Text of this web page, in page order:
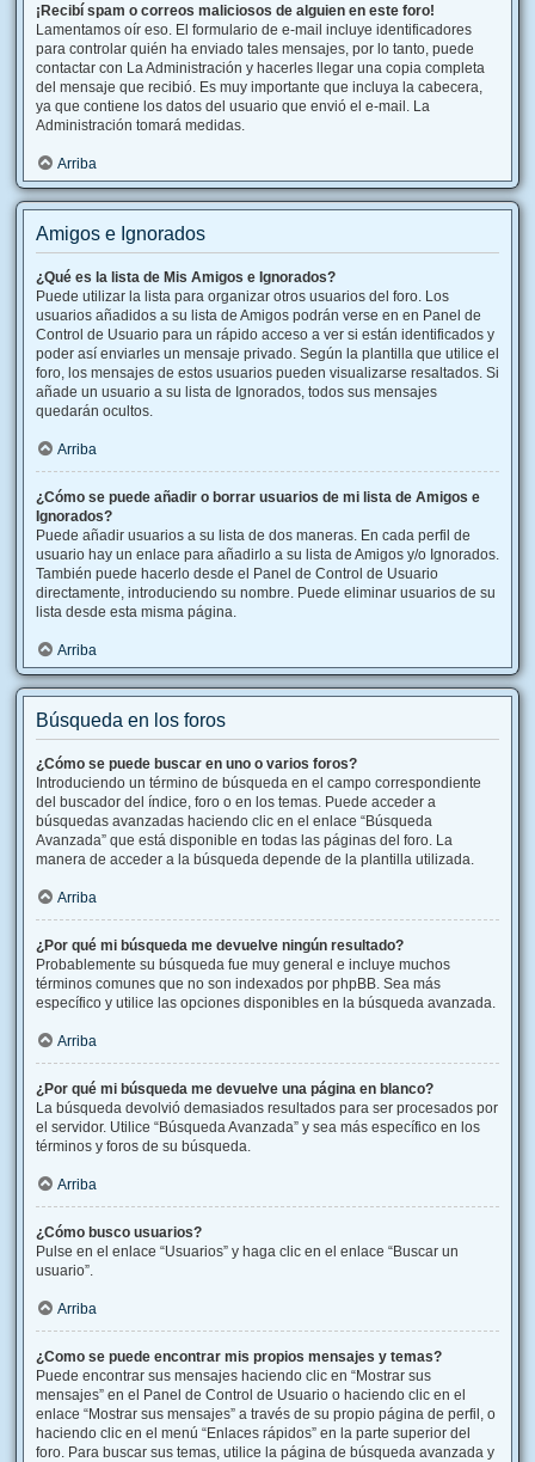
¡Recibí spam o correos maliciosos de alguien en este foro!
Lamentamos oír eso. El formulario de e-mail incluye identificadores
para controlar quién ha enviado tales mensajes, por lo tanto, puede
contactar con La Administración y hacerles llegar una copia completa
del mensaje que recibió. Es muy importante que incluya la cabecera,
ya que contiene los datos del usuario que envió el e-mail. La
Administración tomará medidas.
Arriba
Amigos e Ignorados
¿Qué es la lista de Mis Amigos e Ignorados?
Puede utilizar la lista para organizar otros usuarios del foro. Los
usuarios añadidos a su lista de Amigos podrán verse en en Panel de
Control de Usuario para un rápido acceso a ver si están identificados y
poder así enviarles un mensaje privado. Según la plantilla que utilice el
foro, los mensajes de estos usuarios pueden visualizarse resaltados. Si
añade un usuario a su lista de Ignorados, todos sus mensajes
quedarán ocultos.
Arriba
¿Cómo se puede añadir o borrar usuarios de mi lista de Amigos e
Ignorados?
Puede añadir usuarios a su lista de dos maneras. En cada perfil de
usuario hay un enlace para añadirlo a su lista de Amigos y/o Ignorados.
También puede hacerlo desde el Panel de Control de Usuario
directamente, introduciendo su nombre. Puede eliminar usuarios de su
lista desde esta misma página.
Arriba
Búsqueda en los foros
¿Cómo se puede buscar en uno o varios foros?
Introduciendo un término de búsqueda en el campo correspondiente
del buscador del índice, foro o en los temas. Puede acceder a
búsquedas avanzadas haciendo clic en el enlace “Búsqueda
Avanzada” que está disponible en todas las páginas del foro. La
manera de acceder a la búsqueda depende de la plantilla utilizada.
Arriba
¿Por qué mi búsqueda me devuelve ningún resultado?
Probablemente su búsqueda fue muy general e incluye muchos
términos comunes que no son indexados por phpBB. Sea más
específico y utilice las opciones disponibles en la búsqueda avanzada.
Arriba
¿Por qué mi búsqueda me devuelve una página en blanco?
La búsqueda devolvió demasiados resultados para ser procesados por
el servidor. Utilice “Búsqueda Avanzada” y sea más específico en los
términos y foros de su búsqueda.
Arriba
¿Cómo busco usuarios?
Pulse en el enlace “Usuarios” y haga clic en el enlace “Buscar un
usuario”.
Arriba
¿Como se puede encontrar mis propios mensajes y temas?
Puede encontrar sus mensajes haciendo clic en “Mostrar sus
mensajes” en el Panel de Control de Usuario o haciendo clic en el
enlace “Mostrar sus mensajes” a través de su propio página de perfil, o
haciendo clic en el menú “Enlaces rápidos” en la parte superior del
foro. Para buscar sus temas, utilice la página de búsqueda avanzada y